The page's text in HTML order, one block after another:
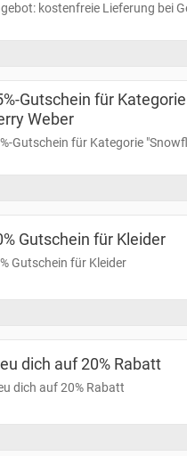
kostenfreie Lieferung bei
Gutschein für
Weber
Gutschein für Kategorie
Gutschein für Kleider
Gutschein für Kleider
dich auf 20% Rabatt
dich auf 20% Rabatt